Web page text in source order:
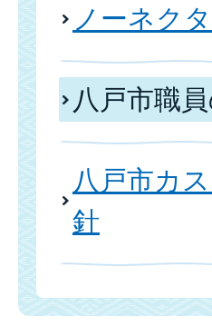
ノーネク
八戸市職
八戸市カ
針